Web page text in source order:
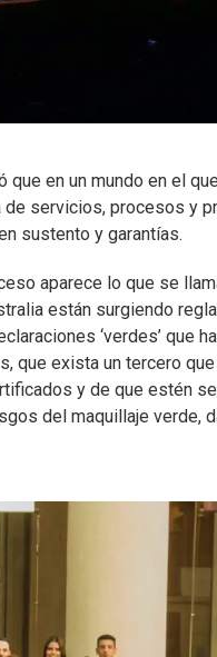
en un mundo en el
servicios, procesos y
sustento y garantías.
aparece lo que se
están surgiendo
‘verdes’ que
que exista un tercero
y de que estén
del maquillaje verde,